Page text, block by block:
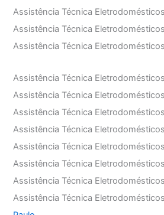
Assistência Técnica
Assistência Técnica
Assistência Técnica
Assistência Técnica
Assistência Técnica
Assistência Técnica
Assistência Técnica
Assistência Técnica
Assistência Técnica
Assistência Técnica
Assistência Técnica